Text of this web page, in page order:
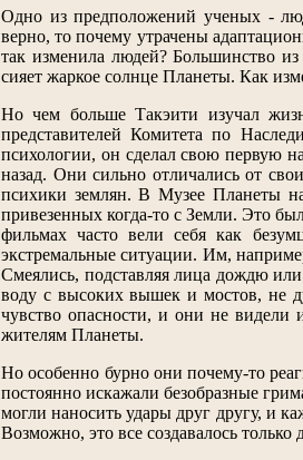
Одно из предположений ученых -
верно, то почему утрачены
так изменила людей? Большинство
сияет жаркое солнце Планеты. Как
Но чем больше Такэити изучал
представителей Комитета по
психологии, он сделал свою первую
назад. Они сильно отличались от
психики землян. В Музее Планеты
привезенных когда-то с Земли. Это
фильмах часто вели себя как
экстремальные ситуации. Им,
Смеялись, подставляя лица дождю
воду с высоких вышек и мостов, не
чувство опасности, и они не видели
жителям Планеты.
Но особенно бурно они почему-то
постоянно искажали безобразные
могли наносить удары друг другу, и
Возможно, это все создавалось